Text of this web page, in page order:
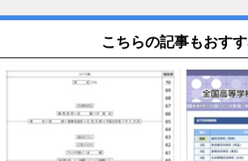
こちらの記事もおす